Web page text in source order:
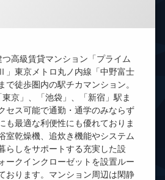
高級賃貸マンション「プライム
」東京メトロ丸ノ内線「中野富士
で徒歩圏内の駅チカマンション。
京」、「池袋」、「新宿」駅ま
セス可能で通勤・通学のみならず
も最適な利便性にも優れておりま
室乾燥機、追炊き機能やシステム
らしをサポートする充実した設
ークインクローゼットを設置ルー
おります。マンション周辺は閑静